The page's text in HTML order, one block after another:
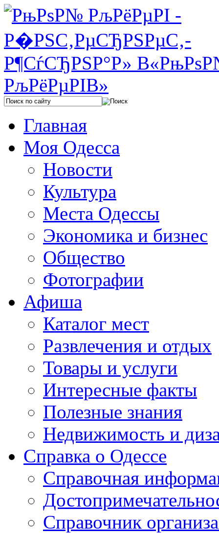
Главная
Моя Одесса
Новости
Культура
Места Одессы
Экономика и бизнес
Общество
Фотографии
Афиша
Каталог мест
Развлечения и отдых
Товары и услуги
Интересные факты
Полезные знания
Недвижимость и
Справка о Одессе
Справочная
Справочник